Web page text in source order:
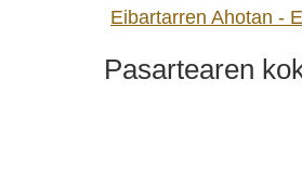
Eibartarren Ahotan -
Pasartearen